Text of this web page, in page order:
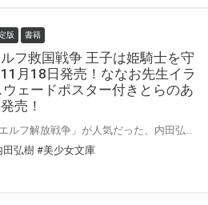
版 書籍
ルフ救国戦争 王子は姫騎士を守
月18日発売！ななお先生イラ
ウェードポスター付きとらのあ
売！
田弘樹 #美少女文庫